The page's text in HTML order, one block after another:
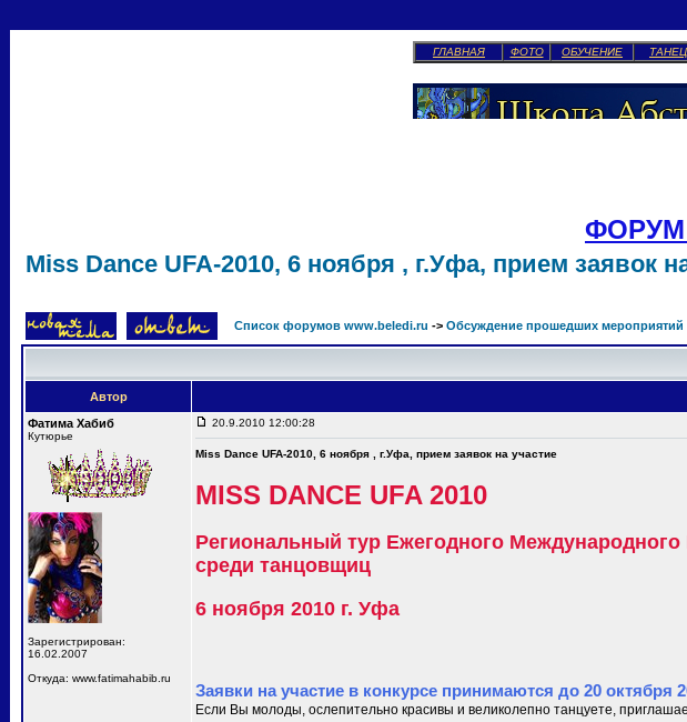
ГЛАВНАЯ ФОТО ОБУЧЕНИЕ
ФОРУМ
Miss Dance UFA-2010, 6 ноября , г.Уфа, прием заявок
Список форумов www.beledi.ru -> Обсуждение прошедших мероприятий
Автор
Фатима Хабиб
Кутюрье
Зарегистрирован:
16.02.2007
Откуда: www.fatimahabib.ru
20.9.2010 12:00:28
Miss Dance UFA-2010, 6 ноября , г.Уфа, прием заявок на участие
MISS DANCE UFA 2010
Региональный тур Ежегодного Международного
среди танцовщиц
6 ноября 2010 г. Уфа
Заявки на участие в конкурсе принимаются до 20 октября
Если Вы молоды, ослепительно красивы и великолепно танцуете,